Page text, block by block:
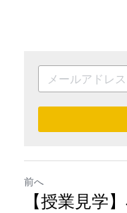
前へ
【授業見学